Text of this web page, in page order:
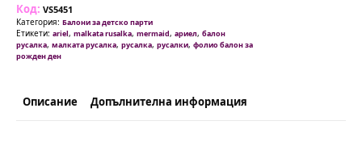
Код: VS5451
Категория: Балони за детско парти
Етикети: ariel, malkata rusalka, mermaid, ариел, балон
русалка, малката русалка, русалка, русалки, фолио балон за
рожден ден
Описание Допълнителна информация